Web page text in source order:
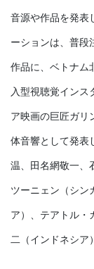
音源や作品を発表
ーションは、普段
作品に、ベトナム
入型視聴覚インス
ア映画の巨匠ガリ
体音響として発表
温、田名網敬一、
ツーニェン（シン
ア）、テアトル・
二（インドネシア